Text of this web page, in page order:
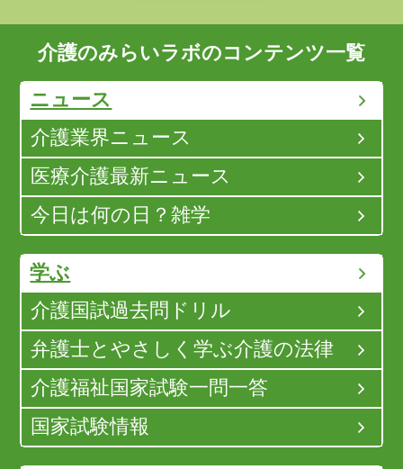
介護のみらいラボのコンテンツ一覧
ニュース
介護業界ニュース
医療介護最新ニュース
今日は何の日？雑学
学ぶ
介護国試過去問ドリル
弁護士とやさしく学ぶ介護の法律
介護福祉国家試験一問一答
国家試験情報